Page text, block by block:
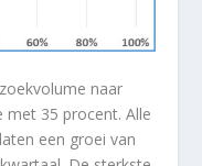
naar
35 procent. Alle
een groei van